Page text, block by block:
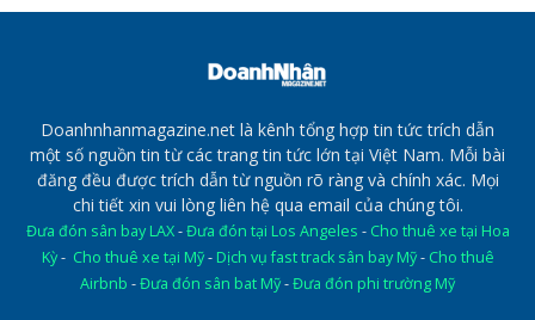
Doanhnhanmagazine.net là kênh tổng hợp tin tức trích dẫn
một số nguồn tin từ các trang tin tức lớn tại Việt Nam. Mỗi bài
đăng đều được trích dẫn từ nguồn rõ ràng và chính xác. Mọi
chi tiết xin vui lòng liên hệ qua email của chúng tôi.
Đưa đón sân bay LAX-Đưa đón tại Los Angeles - Cho thuê xe tại Hoa
Kỳ- Cho thuê xe tại Mỹ- Dịch vụ fast track sân bay Mỹ- Cho thuê
Airbnb -Đưa đón sân bat Mỹ-Đưa đón phi trường Mỹ